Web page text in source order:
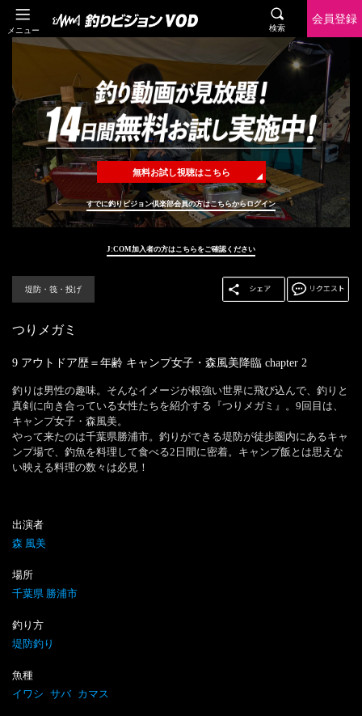
メニュー 検索
会員登録
無料お試し視聴はこちら
すでに釣りビジョン倶楽部会員の方はこちらからログイン
J:COM加入者の方はこちらをご確認ください
堤防・筏・投げ
つりメガミ
9 アウトドア歴＝年齢 キャンプ女子・森風美降臨 chapter 2
釣りは男性の趣味。そんなイメージが根強い世界に飛び込んで、釣りと
真剣に向き合っている女性たちを紹介する『つりメガミ』。9回目は、
キャンプ女子・森風美。
やって来たのは千葉県勝浦市。釣りができる堤防が徒歩圏内にあるキャ
ンプ場で、釣魚を料理して食べる2日間に密着。キャンプ飯とは思えな
い映える料理の数々は必見！
出演者
森 風美
場所
千葉県 勝浦市
釣り方
堤防釣り
魚種
イワシ サバ カマス